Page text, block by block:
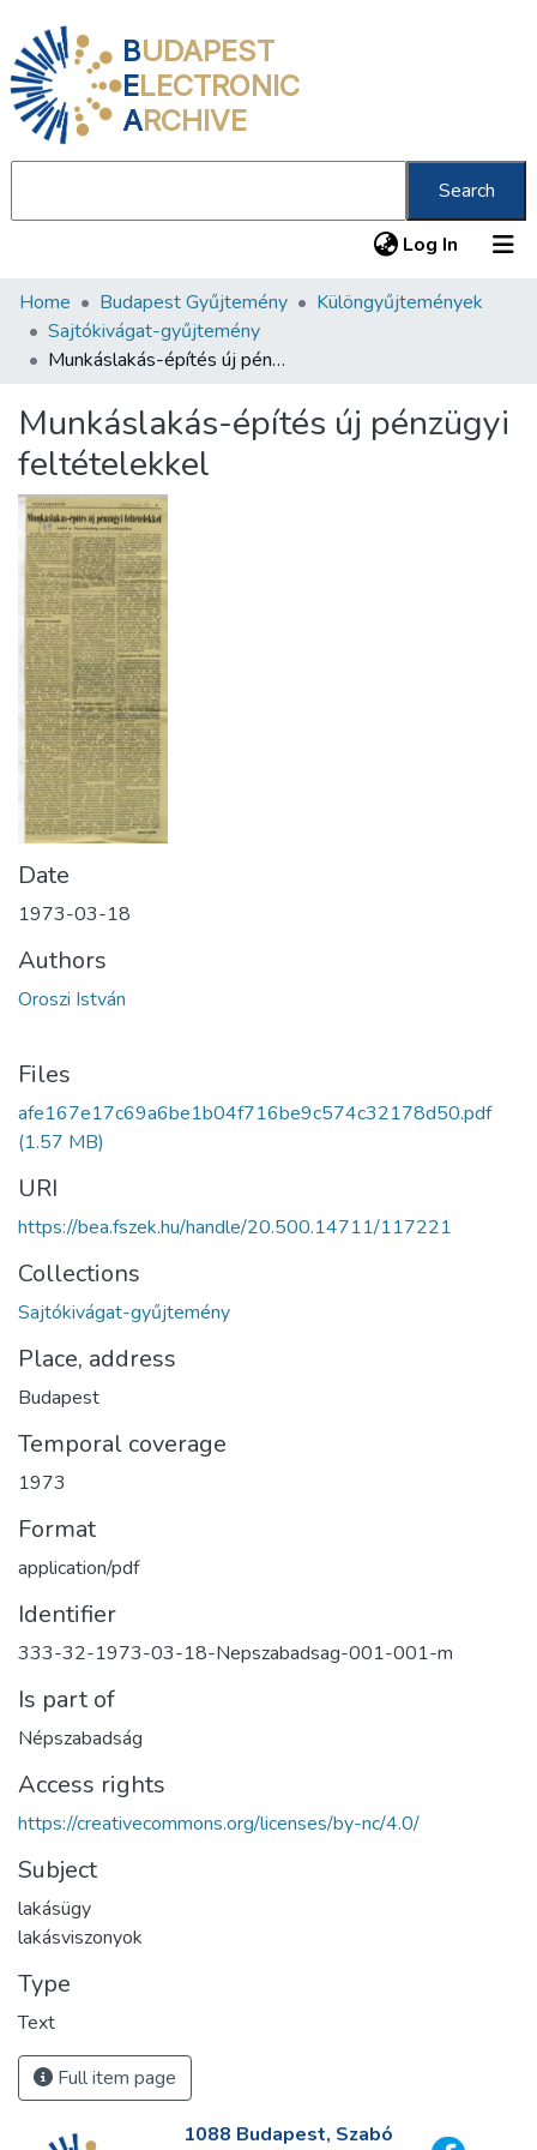
BUDAPEST
ELECTRONIC
ARCHIVE
Search
Log In (current)
Communities & Collections
All of DSpace
About us
Home Budapest Gyűjtemény
Különgyűjtemények
Sajtókivágat-gyűjtemény
Munkáslakás-építés új pénzügyi feltételekkel
Munkáslakás-építés új pénzügyi
feltételekkel
Date
1973-03-18
Authors
Oroszi István
Files
afe167e17c69a6be1b04f716be9c574c32178d50.pdf
(1.57 MB)
URI
https://bea.fszek.hu/handle/20.500.14711/117221
Collections
Sajtókivágat-gyűjtemény
Place, address
Budapest
Temporal coverage
1973
Format
application/pdf
Identifier
333-32-1973-03-18-Nepszabadsag-001-001-m
Is part of
Népszabadság
Access rights
https://creativecommons.org/licenses/by-nc/4.0/
Subject
lakásügy
lakásviszonyok
Type
Text
Full item page
1088 Budapest, Szabó